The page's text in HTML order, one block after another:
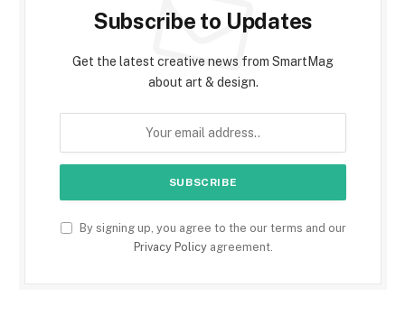
Subscribe to Updates
Get the latest creative news from SmartMag
about art & design.
By signing up, you agree to the our terms and our
Privacy Policyagreement.